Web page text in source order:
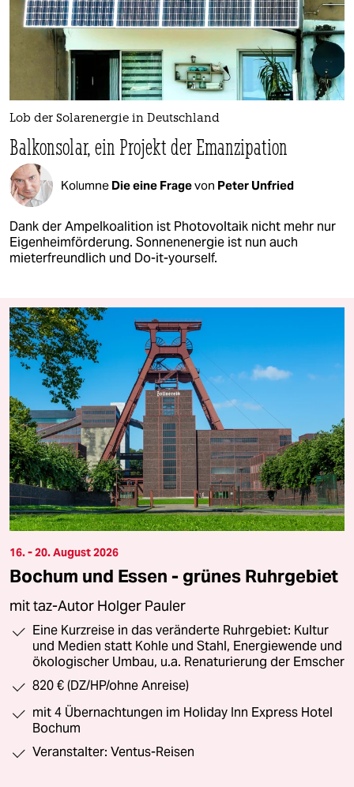
Lob der Solarenergie in Deutschland
Balkonsolar, ein Projekt der Emanzipation
Kolumne Die eine Fragevon Peter Unfried
Dank der Ampelkoalition ist Photovoltaik nicht mehr nur
Eigenheimförderung. Sonnenenergie ist nun auch
mieterfreundlich und Do-it-yourself.
16. - 20. August 2026
Bochum und Essen - grünes Ruhrgebiet
mit taz-Autor Holger Pauler
Eine Kurzreise in das veränderte Ruhrgebiet: Kultur
und Medien statt Kohle und Stahl, Energiewende und
ökologischer Umbau, u.a. Renaturierung der Emscher
820 € (DZ/HP/ohne Anreise)
mit 4 Übernachtungen im Holiday Inn Express Hotel
Bochum
Veranstalter: Ventus-Reisen